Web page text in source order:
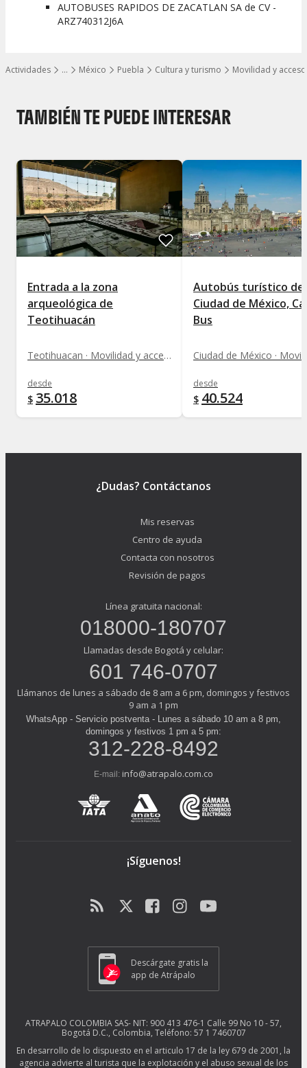
…
Mostrar todos los niveles
Actividades México Puebla Cultura y turismo Movilidad y
AUTOBUSES RAPIDOS DE ZACATLAN SA de CV -
ARZ740312J6A
TAMBIÉN TE PUEDE INTERESAR
Entrada a la zona
arqueológica de
Teotihuacán
Teotihuacan · Movilidad y acceso a monumentos
desde
$ 35.018
Autobús turístico de
Ciudad de México,
Bus
desde
$ 40.524
¿Dudas? Contáctanos
Mis reservas
Centro de ayuda
Contacta con nosotros
Revisión de pagos
Línea gratuita nacional:
018000-180707
Llamadas desde Bogotá y celular:
601 746-0707
Llámanos de lunes a sábado de 8 am a 6 pm, domingos y festivos
9 am a 1 pm
WhatsApp - Servicio postventa - Lunes a sábado 10 am a 8 pm,
domingos y festivos 1 pm a 5 pm:
312-228-8492
E-mail: info@atrapalo.com.co
¡Síguenos!
Descárgate gratis la
app de Atrápalo
ATRAPALO COLOMBIA SAS- NIT: 900 413 476-1 Calle 99 No 10 - 57,
Bogotá D.C., Colombia, Teléfono: 57 1 7460707
En desarrollo de lo dispuesto en el articulo 17 de la ley 679 de 2001, la
agencia advierte al turista que la explotación y el abuso sexual de los